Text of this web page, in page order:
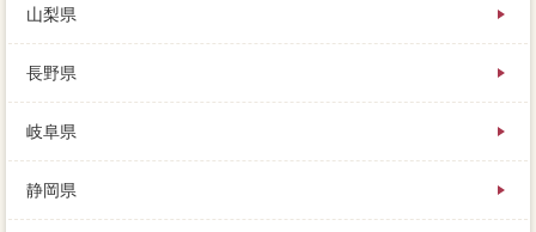
山梨県
長野県
岐阜県
静岡県